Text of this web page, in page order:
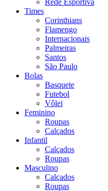
Rede Esportiva
Times
Corinthians
Flamengo
Internacionais
Palmeiras
Santos
São Paulo
Bolas
Basquete
Futebol
Vôlei
Feminino
Roupas
Calçados
Infantil
Calçados
Roupas
Masculino
Calçados
Roupas